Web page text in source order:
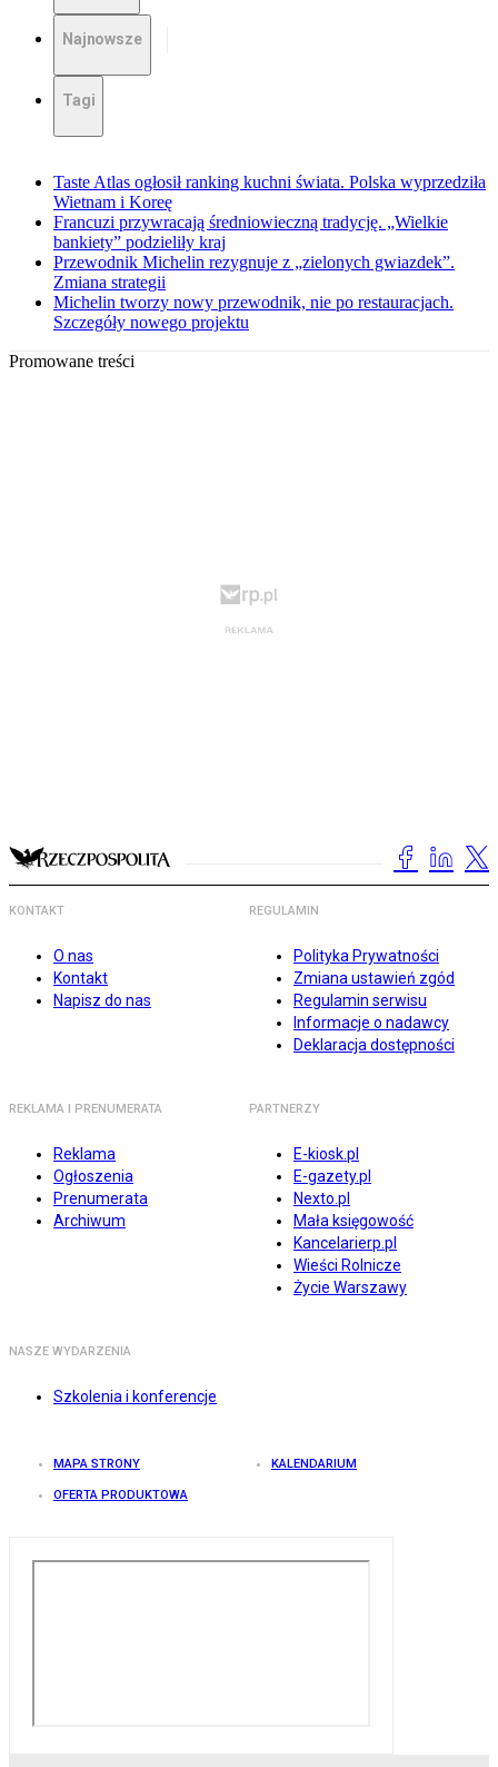
Najnowsze
Tagi
Taste Atlas ogłosił ranking kuchni świata. Polska wyprzedziła
Wietnam i Koreę
Francuzi przywracają średniowieczną tradycję. „Wielkie
bankiety” podzieliły kraj
Przewodnik Michelin rezygnuje z „zielonych gwiazdek”.
Zmiana strategii
Michelin tworzy nowy przewodnik, nie po restauracjach.
Szczegóły nowego projektu
Promowane treści
KONTAKT
O nas
Kontakt
Napisz do nas
REGULAMIN
Polityka Prywatności
Zmiana ustawień zgód
Regulamin serwisu
Informacje o nadawcy
Deklaracja dostępności
REKLAMA I PRENUMERATA
Reklama
Ogłoszenia
Prenumerata
Archiwum
PARTNERZY
E-kiosk.pl
E-gazety.pl
Nexto.pl
Mała księgowość
Kancelarierp.pl
Wieści Rolnicze
Życie Warszawy
NASZE WYDARZENIA
Szkolenia i konferencje
MAPA STRONY KALENDARIUM
OFERTA PRODUKTOWA